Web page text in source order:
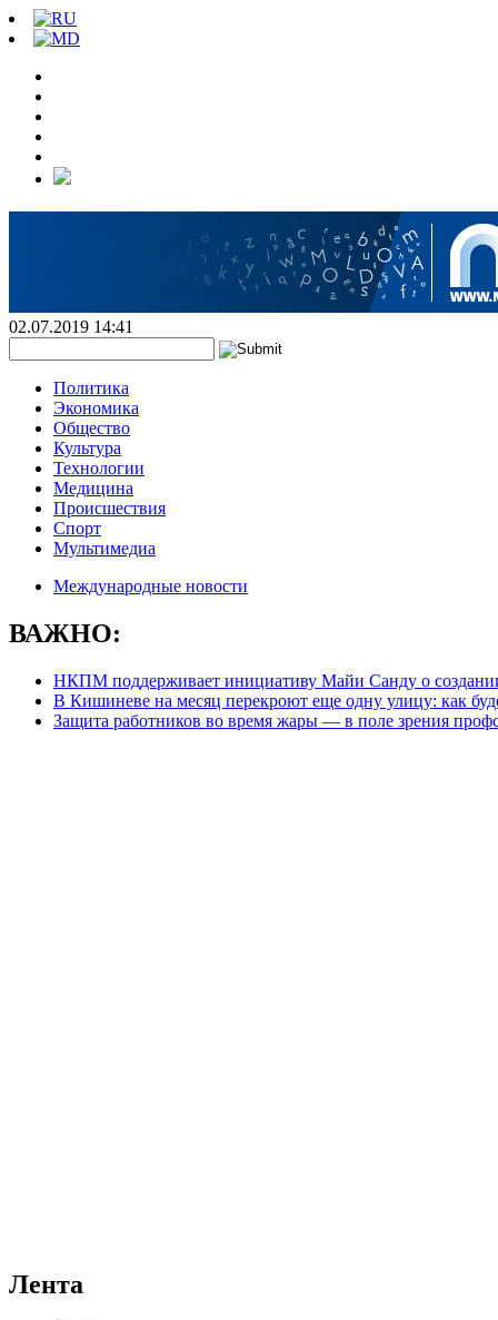
02.07.2019 14:41
Политика
Экономика
Общество
Культура
Технологии
Медицина
Происшествия
Спорт
Мультимедиа
Международные новости
ВАЖНО:
НКПМ поддерживает инициативу Майи Санду о
В Кишиневе на месяц перекроют еще одну улицу: как
Защита работников во время жары — в поле зрения
Лента